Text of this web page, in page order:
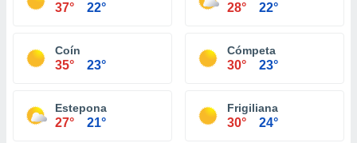
37° 22° 28° 22°
Coín
35° 23°
Cómpeta
30° 23°
Estepona
27° 21°
Frigiliana
30° 24°